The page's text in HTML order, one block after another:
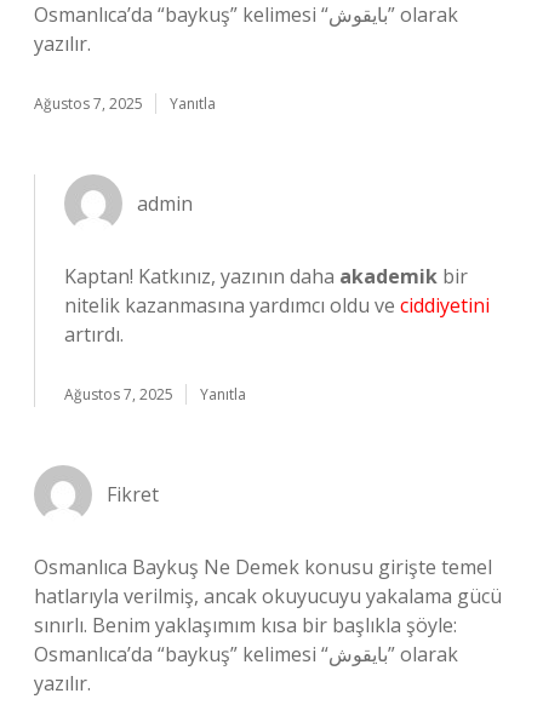
Osmanlıca’da “baykuş” kelimesi “بایقوش” olarak
yazılır.
Ağustos 7, 2025 Yanıtla
admin
Kaptan! Katkınız, yazının daha akademik bir
nitelik kazanmasına yardımcı oldu ve ciddiyetini
artırdı.
Ağustos 7, 2025 Yanıtla
Fikret
Osmanlıca Baykuş Ne Demek konusu girişte temel
hatlarıyla verilmiş, ancak okuyucuyu yakalama gücü
sınırlı. Benim yaklaşımım kısa bir başlıkla şöyle:
Osmanlıca’da “baykuş” kelimesi “بایقوش” olarak
yazılır.